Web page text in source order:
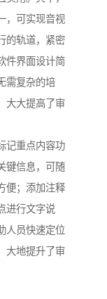
，可实现音视
的轨道，紧密
件界面设计简
需复杂的培
大大提高了审
记重点内容功
键信息，可随
便；添加注释
进行文字说
人员快速定位
大地提升了审